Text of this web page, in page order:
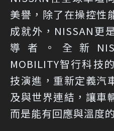
美譽，除了在操控性
成就外，NISSAN更
導者。全新
MOBILITY智行科技的
技演進，重新定義汽
及與世界連結，讓車
而是能有回應與溫度